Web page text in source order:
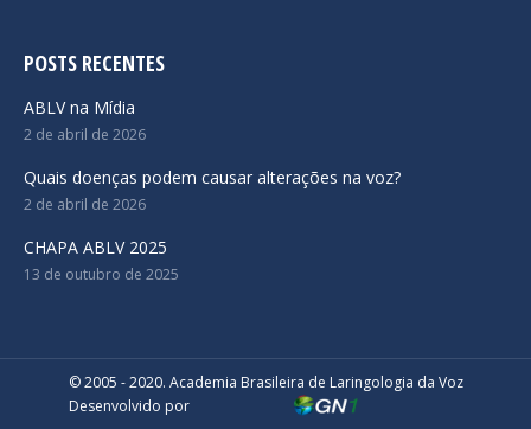
POSTS RECENTES
ABLV na Mídia
2 de abril de 2026
Quais doenças podem causar alterações na voz?
2 de abril de 2026
CHAPA ABLV 2025
13 de outubro de 2025
© 2005 - 2020. Academia Brasileira de Laringologia da Voz
Desenvolvido por